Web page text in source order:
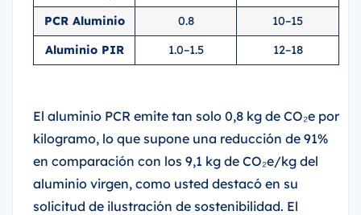
PCR Aluminio
0.8
10–15
Aluminio PIR
1.0–1.5 12–18
El aluminio PCR emite tan solo 0,8 kg de CO₂e por
kilogramo, lo que supone una reducción de 91%
en comparación con los 9,1 kg de CO₂e/kg del
aluminio virgen, como usted destacó en su
solicitud de ilustración de sostenibilidad. El